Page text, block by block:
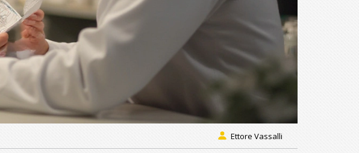
Ettore Vassalli